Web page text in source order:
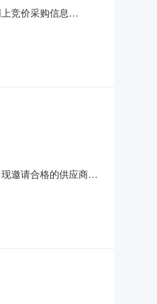
竞价采购信息
邀请合格的供应商进